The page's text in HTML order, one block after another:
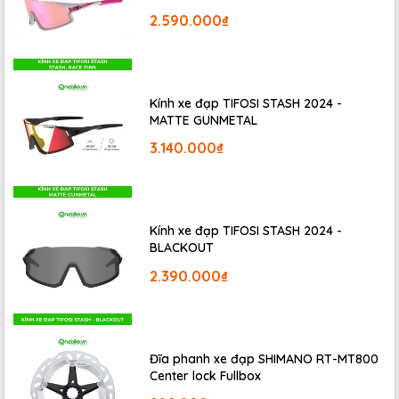
thước đĩa phanh là 140mm/160mm phù hợp với hệ thống
phanh đang sử dụng đĩa phanh tương tự.
2.590.000₫
Kính xe đạp TIFOSI STASH 2024 -
MATTE GUNMETAL
3.140.000₫
Kính xe đạp TIFOSI STASH 2024 -
BLACKOUT
2.390.000₫
Đĩa phanh xe đạp SHIMANO RT-MT800
Center lock Fullbox